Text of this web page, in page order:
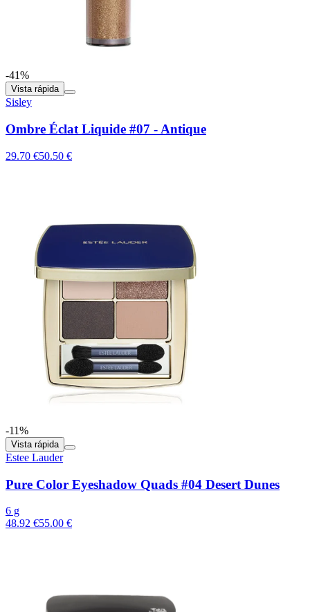
-41%
Vista rápida
Sisley
Ombre Éclat Liquide #07 - Antique
29.70 €50.50 €
-11%
Vista rápida
Estee Lauder
Pure Color Eyeshadow Quads #04 Desert Dunes
6 g
48.92 €55.00 €